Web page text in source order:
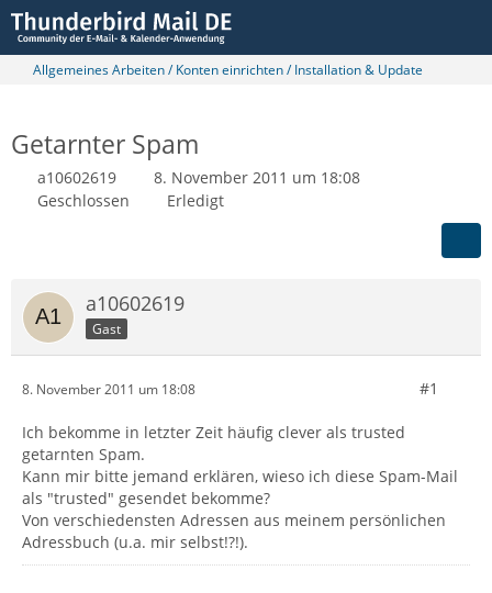
Allgemeines Arbeiten / Konten einrichten / Installation & Update
Getarnter Spam
a10602619
8. November 2011 um 18:08
Geschlossen
Erledigt
a10602619
Gast
8. November 2011 um 18:08 #1
Ich bekomme in letzter Zeit häufig clever als trusted
getarnten Spam.
Kann mir bitte jemand erklären, wieso ich diese Spam-Mail
als "trusted" gesendet bekomme?
Von verschiedensten Adressen aus meinem persönlichen
Adressbuch (u.a. mir selbst!?!).